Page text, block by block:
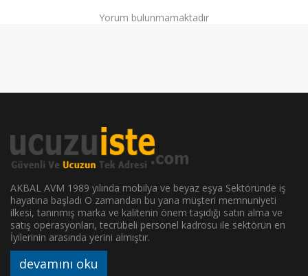
Yorum bulunmamaktadır
AKBAL AVM 1989 yılında mobilya ve beyaz eşya Sektöründe iş
hayatına başladı O zamandan bu yana müşteri memnuniyeti
ilkesi, tanınmış marka ve kalitenin önem taşıdığı satın alma ve
satış operasyonları, tecrübeli personel kadrosu ile sektörün en
İyilerinin arasında yerini almıştır.
devamını oku